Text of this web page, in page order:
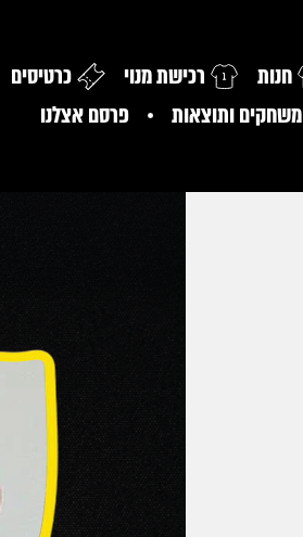
חנות רכישת מנוי כרטיסים
משחקים ותוצאות
פרסם אצלנו